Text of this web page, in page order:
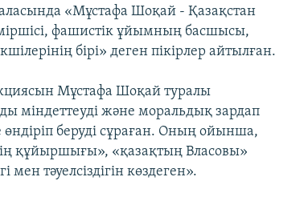
«Мұстафа Шоқай - Қазақстан
фашистік ұйымның басшысы,
бірі» деген пікірлер айтылған.
Мұстафа Шоқай туралы
міндеттеуді және моральдық зардап
өндіріп беруді сұраған. Оның ойынша,
құйыршығы», «қазақтың Власовы»
тәуелсіздігін көздеген».